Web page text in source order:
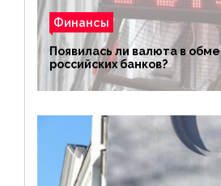
Финансы
Появилась ли валюта в
российских банков?